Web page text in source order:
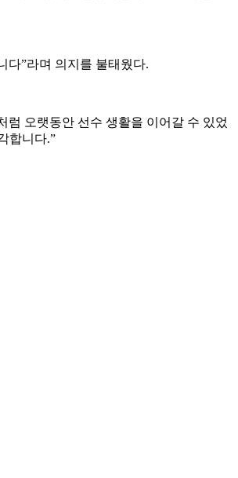
다”라며 의지를 불태웠다.
럼 오랫동안 선수 생활을 이어갈 수 있었
합니다.”